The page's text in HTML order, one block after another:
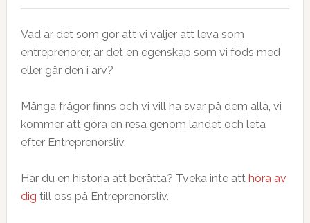
Vad är det som gör att vi väljer att leva som
entreprenörer, är det en egenskap som vi föds med
eller går den i arv?
Många frågor finns och vi vill ha svar på dem alla, vi
kommer att göra en resa genom landet och leta
efter Entreprenörsliv.
Har du en historia att berätta? Tveka inte att höra av
dig till oss på Entreprenörsliv.